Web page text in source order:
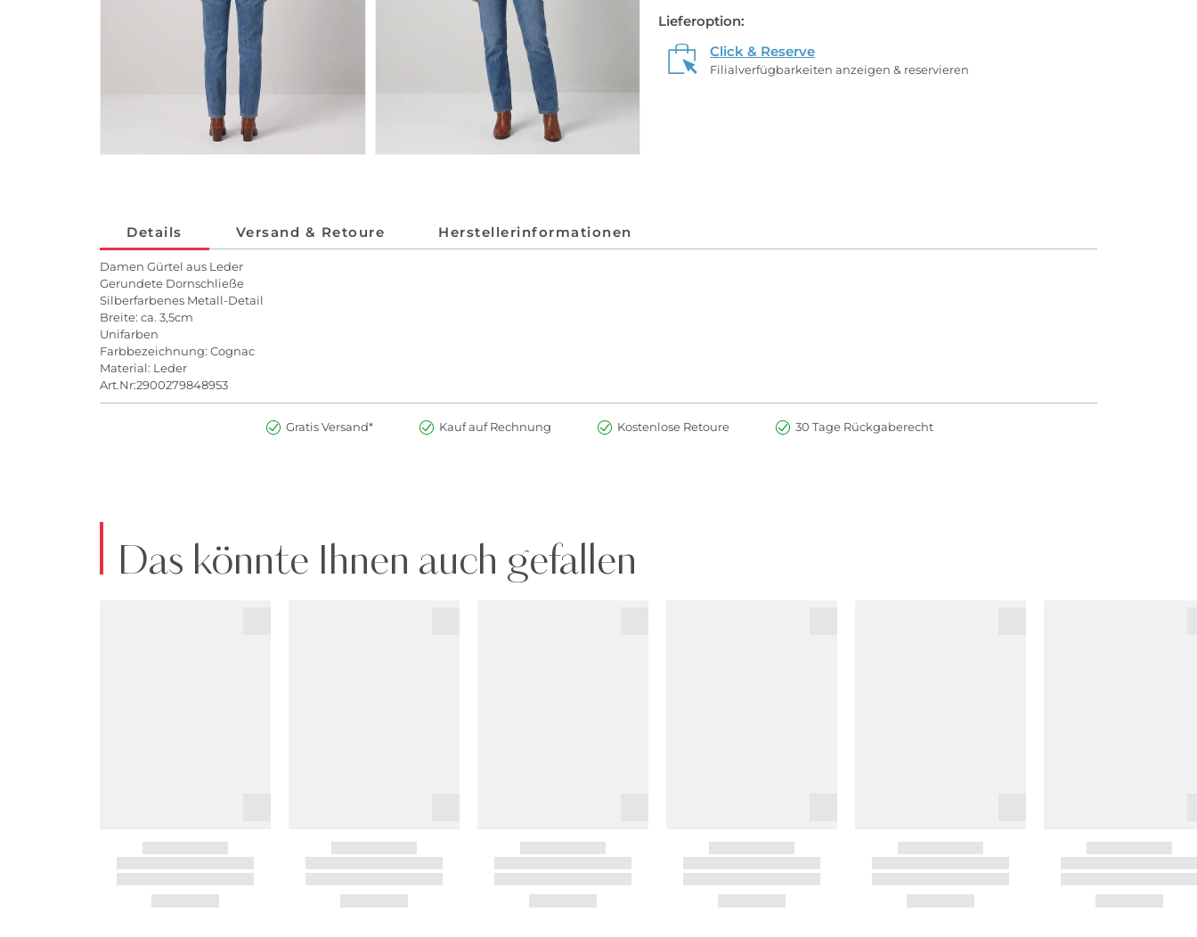
Lieferoption:
Click & Reserve
Filialverfügbarkeiten anzeigen & reservieren
Details Versand & Retoure Herstellerinformationen
Damen Gürtel aus Leder
Gerundete Dornschließe
Silberfarbenes Metall-Detail
Breite: ca. 3,5cm
Unifarben
Farbbezeichnung: Cognac
Material: Leder
Art.Nr:2900279848953
Gratis Versand* Kauf auf Rechnung Kostenlose Retoure 30 Tage Rückgaberecht
Das könnte Ihnen auch gefallen